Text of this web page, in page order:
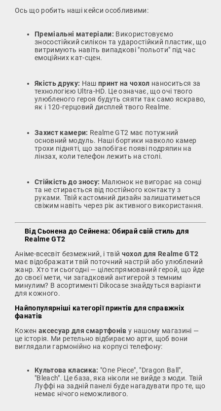
Ось що робить наші кейси особливими:
Преміальні матеріали: Використовуємо
зносостійкий силікон та ударостійкий пластик, що
витримують навіть випадкові "польоти" під час
емоційних кат-сцен.
Якість друку: Нашпринт на чохол наноситься за
технологією Ultra-HD. Це означає, що очі твого
улюбленого героя будуть сяяти так само яскраво,
як і 120-герцовий дисплей твого Realme.
Захист камери: Realme GT2 має потужний
основний модуль. Наші бортики навколо камер
трохи підняті, що запобігає появі подряпин на
лінзах, коли телефон лежить на столі.
Стійкість до зносу: Малюнок не вигорає на сонці
та не стирається від постійного контакту з
руками. Твій кастомний дизайн залишатиметься
свіжим навіть через рік активного використання.
Від Сьонена до Сейнена: Обирай свій стиль для
Realme GT2
Аніме-всесвіт безмежний, і твій чохол для Realme GT2
має відображати твій поточний настрій або улюблений
жанр. Хто ти сьогодні — цілеспрямований герой, що йде
до своєї мети, чи загадковий антигерой з темним
минулим? В асортименті Dikocase знайдуться варіанти
для кожного.
Найпопулярніші категорії принтів для справжніх
фанатів
Кожен аксесуар для смартфонів у нашому магазині —
це історія. Ми ретельно відбираємо арти, щоб вони
виглядали гармонійно на корпусі телефону:
Культова класика: "One Piece", "Dragon Ball",
"Bleach". Це база, яка ніколи не вийде з моди. Твій
Луффі на задній панелі буде нагадувати про те, що
немає нічого неможливого.